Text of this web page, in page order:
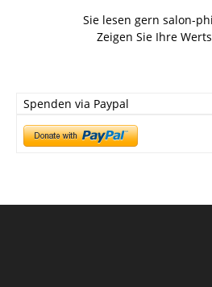
Sie lesen gern salon-
Zeigen Sie Ihre
Spenden via Paypal